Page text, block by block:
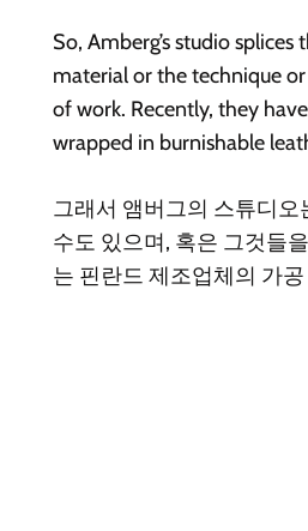
So, Amberg’s studio
material or the technique
of work. Recently, they
wrapped in burnishable
그래서 앰버그의 스튜디
수도 있으며, 혹은 그것들
는 핀란드 제조업체의 가